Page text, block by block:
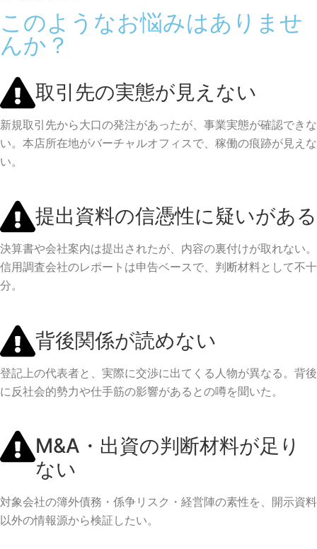
このようなお悩みはありませ
んか？
取引先の実態が見えない
新規取引先から大口の発注があったが、事業実態が確認できな
い。本店所在地がバーチャルオフィスで、稼働の痕跡が見えな
い。
提出資料の信憑性に疑いがある
決算書や会社案内は提出されたが、内容の裏付けが取れない。
信用調査会社のレポートは申告ベースで、判断材料として不十
分。
背後関係が読めない
登記上の代表者と、実際に交渉に出てくる人物が異なる。背後
に反社会的勢力や仕手筋の影響があるとの噂を聞いた。
M&A・出資の判断材料が足り
ない
対象会社の簿外債務・係争リスク・経営陣の素性を、開示資料
以外の情報源から検証したい。